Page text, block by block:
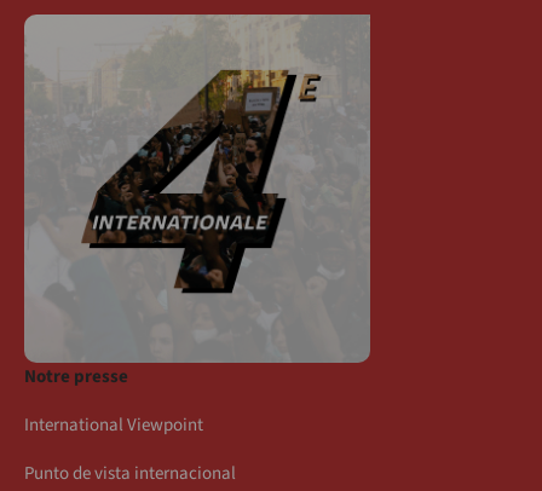
Notre presse
International Viewpoint
Punto de vista internacional